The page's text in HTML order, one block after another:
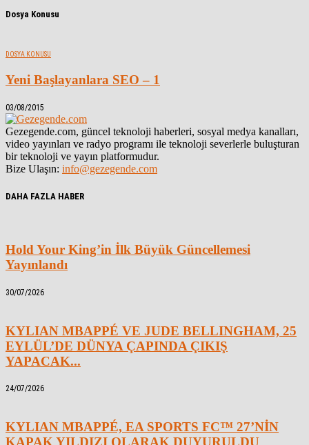
Dosya Konusu
DOSYA KONUSU
Yeni Başlayanlara SEO – 1
03/08/2015
Gezegende.com, güncel teknoloji haberleri, sosyal medya kanalları,
video yayınları ve radyo programı ile teknoloji severlerle buluşturan
bir teknoloji ve yayın platformudur.
Bize Ulaşın: info@gezegende.com
DAHA FAZLA HABER
Hold Your King’in İlk Büyük Güncellemesi
Yayınlandı
30/07/2026
KYLIAN MBAPPÉ VE JUDE BELLINGHAM, 25
EYLÜL’DE DÜNYA ÇAPINDA ÇIKIŞ
YAPACAK...
24/07/2026
KYLIAN MBAPPÉ, EA SPORTS FC™ 27’NİN
KAPAK YILDIZI OLARAK DUYURULDU